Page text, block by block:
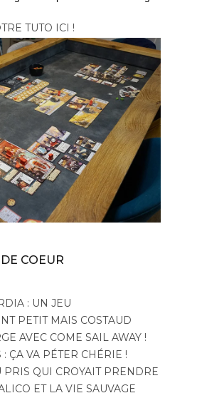
TUTO ICI !
COEUR
: UN JEU
PETIT MAIS COSTAUD
AVEC COME SAIL AWAY !
ÇA VA PÉTER CHÉRIE !
PRIS QUI CROYAIT PRENDRE
ET LA VIE SAUVAGE